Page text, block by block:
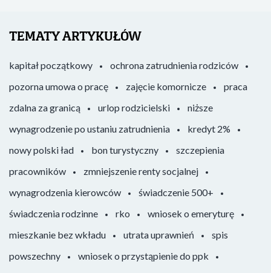
TEMATY ARTYKUŁÓW
kapitał początkowy
ochrona zatrudnienia rodziców
pozorna umowa o pracę
zajęcie komornicze
praca
zdalna za granicą
urlop rodzicielski
niższe
wynagrodzenie po ustaniu zatrudnienia
kredyt 2%
nowy polski ład
bon turystyczny
szczepienia
pracowników
zmniejszenie renty socjalnej
wynagrodzenia kierowców
świadczenie 500+
świadczenia rodzinne
rko
wniosek o emeryturę
mieszkanie bez wkładu
utrata uprawnień
spis
powszechny
wniosek o przystąpienie do ppk